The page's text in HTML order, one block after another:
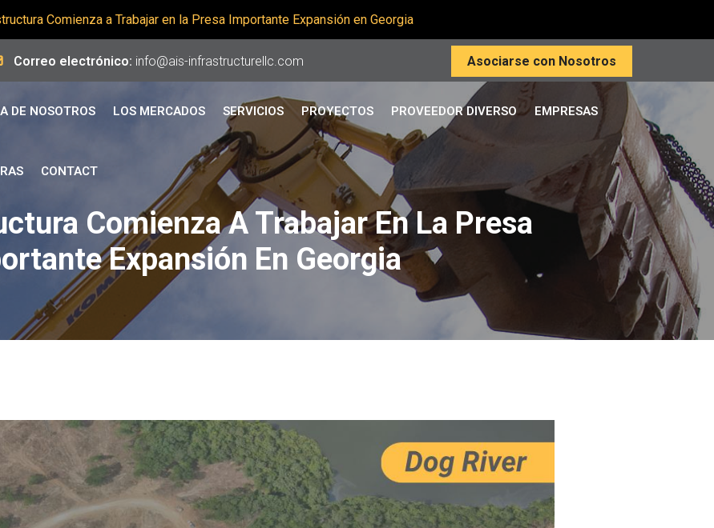
Comienza a Trabajar en la Presa Importante Expansión en Georgia
Correo electrónico: info@ais-infrastructurellc.com Asociarse con Nosotros
DE NOSOTROS LOS MERCADOS SERVICIOS PROYECTOS PROVEEDOR DIVERSO EMPRESAS
CONTACT
Comienza A Trabajar En La Presa
Expansión En Georgia